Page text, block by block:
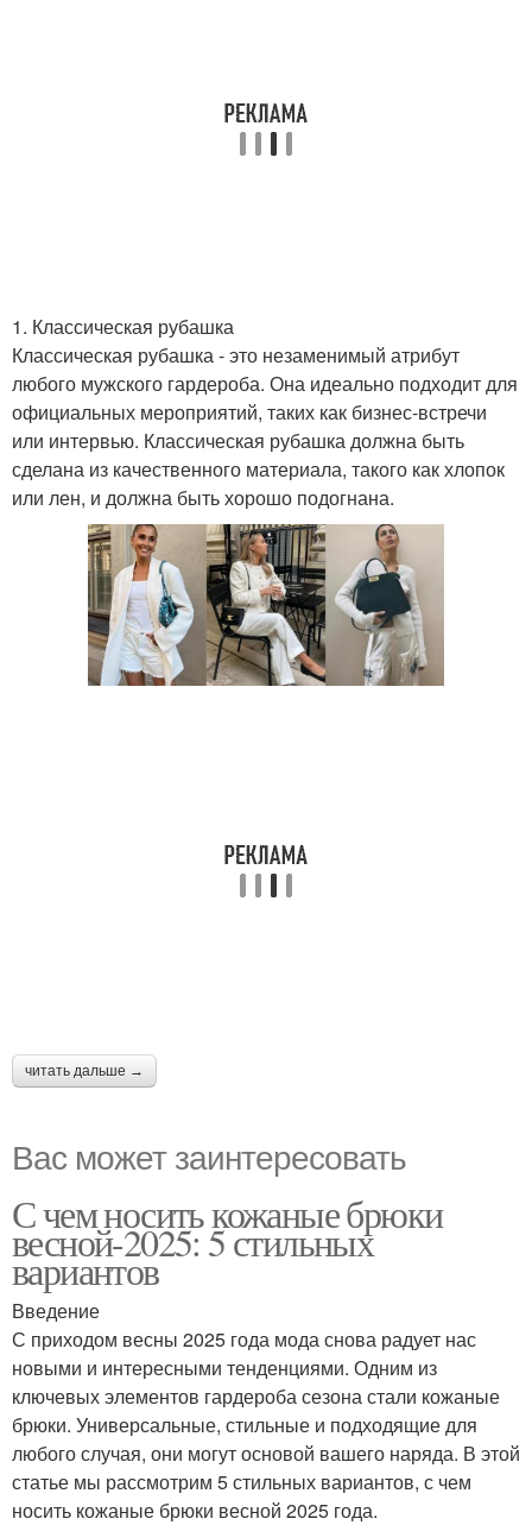
1. Классическая рубашка
Классическая рубашка - это незаменимый атрибут
любого мужского гардероба. Она идеально подходит для
официальных мероприятий, таких как бизнес-встречи
или интервью. Классическая рубашка должна быть
сделана из качественного материала, такого как хлопок
или лен, и должна быть хорошо подогнана.
читать дальше →
Вас может заинтересовать
С чем носить кожаные брюки
весной-2025: 5 стильных
вариантов
Введение
С приходом весны 2025 года мода снова радует нас
новыми и интересными тенденциями. Одним из
ключевых элементов гардероба сезона стали кожаные
брюки. Универсальные, стильные и подходящие для
любого случая, они могут основой вашего наряда. В этой
статье мы рассмотрим 5 стильных вариантов, с чем
носить кожаные брюки весной 2025 года.